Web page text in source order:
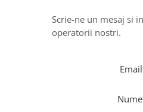
Scrie-ne un mesaj si
operatorii nostri.